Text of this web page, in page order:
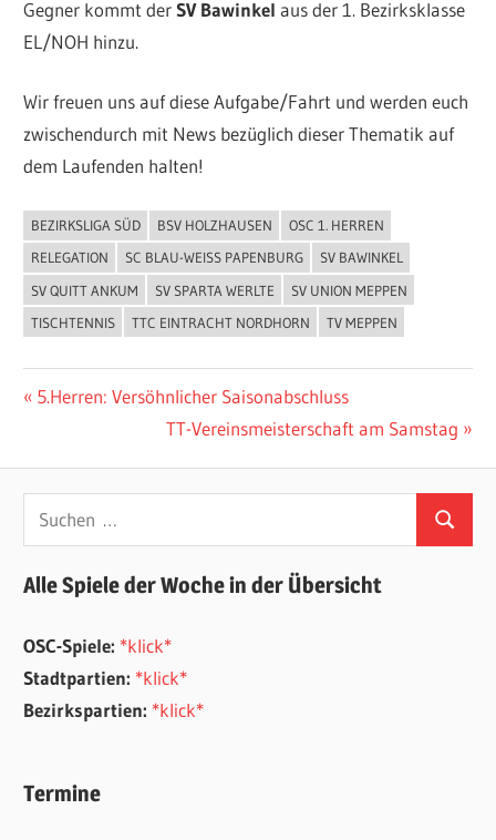
Gegner kommt derSV Bawinkel aus der 1. Bezirksklasse
EL/NOH hinzu.
Wir freuen uns auf diese Aufgabe/Fahrt und werden euch
zwischendurch mit News bezüglich dieser Thematik auf
dem Laufenden halten!
ALLGEMEIN
BEZIRKSLIGA SÜD BSV HOLZHAUSEN
OSC 1. HERREN
RELEGATION
SC BLAU-WEISS PAPENBURG
SV BAWINKEL
SV QUITT ANKUM
SV SPARTA WERLTE
SV UNION MEPPEN
TISCHTENNIS
TTC EINTRACHT NORDHORN TV MEPPEN
Beitragsnavigation
Vorheriger
5.Herren: Versöhnlicher Saisonabschluss
Nächster
TT-Vereinsmeisterschaft am Samstag
Suchen
nach:
Suchen
Alle Spiele der Woche in der Übersicht
OSC-Spiele: *klick*
Stadtpartien: *klick*
Bezirkspartien: *klick*
Termine